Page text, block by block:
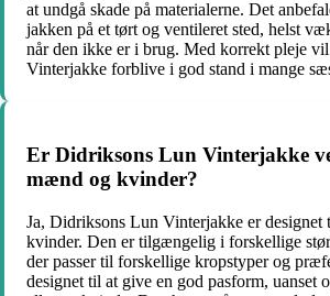
at undgå skade på materialerne. Det
jakken på et tørt og ventileret sted, helst
når den ikke er i brug. Med korrekt pleje
Vinterjakke forblive i god stand i mange
Er Didriksons Lun Vinterjakke
mænd og kvinder?
Ja, Didriksons Lun Vinterjakke er designet
kvinder. Den er tilgængelig i forskellige
der passer til forskellige kropstyper og
designet til at give en god pasform, uanset